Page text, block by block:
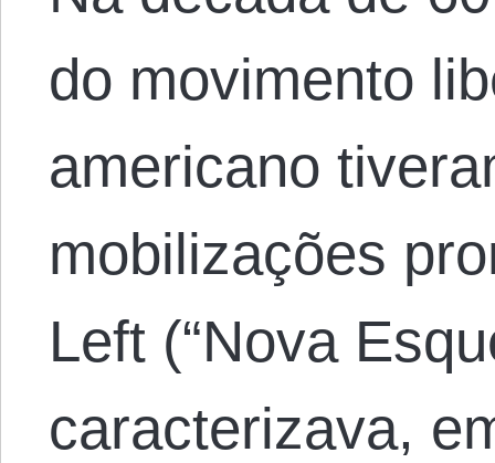
do movimento
americano
mobilizações
Left (“Nova
caracterizava,